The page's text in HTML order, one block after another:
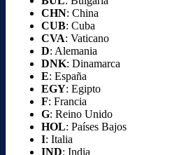
CHN: China
CUB: Cuba
CVA: Vaticano
D: Alemania
DNK: Dinamarca
E: España
EGY: Egipto
F: Francia
G: Reino Unido
HOL: Países Bajos
I: Italia
IND: India